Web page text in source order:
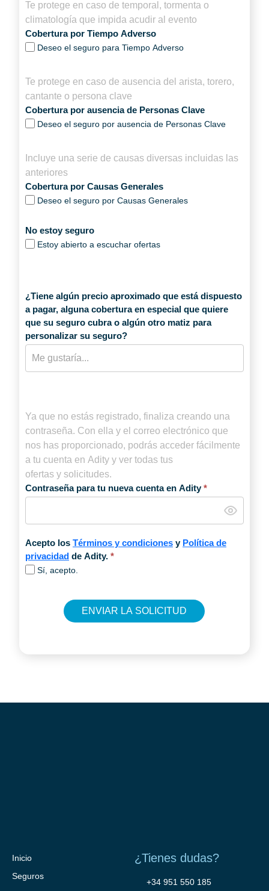
Cobertura por Tiempo Adverso
Deseo el seguro para Tiempo Adverso
Te protege en caso de temporal, tormenta o
climatología que impida acudir al evento
Cobertura por ausencia de Personas Clave
Deseo el seguro por ausencia de Personas Clave
Te protege en caso de ausencia del arista, torero,
cantante o persona clave
Cobertura por Causas Generales
Deseo el seguro por Causas Generales
Incluye una serie de causas diversas incluidas las
anteriores
No estoy seguro
Estoy abierto a escuchar ofertas
¿Tiene algún precio aproximado que está dispuesto
a pagar, alguna cobertura en especial que quiere
que su seguro cubra o algún otro matiz para
personalizar su seguro?
Contraseña para tu nueva cuenta en Adity*
Ya que no estás registrado, finaliza creando una
contraseña. Con ella y el correo electrónico que
nos has proporcionado, podrás acceder fácilmente
a tu cuenta en Adity y ver todas tus
ofertas y solicitudes.
Acepto los Términos y condiciones y Política de
privacidad de Adity. *
Sí, acepto.
ENVIAR LA SOLICITUD
Inicio
Seguros
¿Tienes dudas?
+34 951 550 185